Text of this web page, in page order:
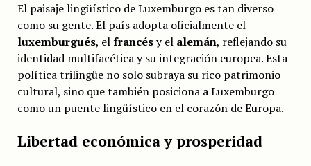
El paisaje lingüístico de Luxemburgo es tan diverso
como su gente. El país adopta oficialmente el
luxemburgués, elfrancésy el alemán, reflejando su
identidad multifacética y su integración europea. Esta
política trilingüe no solo subraya su rico patrimonio
cultural, sino que también posiciona a Luxemburgo
como un puente lingüístico en el corazón de Europa.
Libertad económica y prosperidad